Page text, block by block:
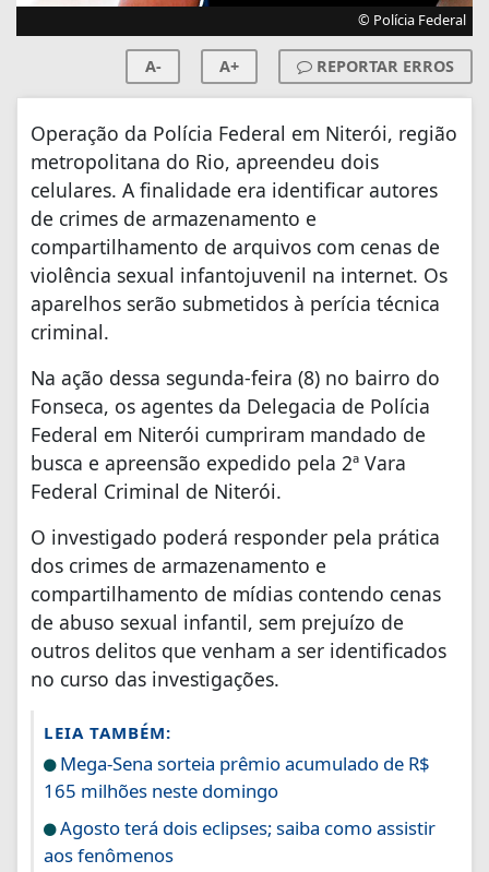
© Polícia Federal
A- A+ REPORTAR ERROS
Operação da Polícia Federal em Niterói, região
metropolitana do Rio, apreendeu dois
celulares. A finalidade era identificar autores
de crimes de armazenamento e
compartilhamento de arquivos com cenas de
violência sexual infantojuvenil na internet. Os
aparelhos serão submetidos à perícia técnica
criminal.
Na ação dessa segunda-feira (8) no bairro do
Fonseca, os agentes da Delegacia de Polícia
Federal em Niterói cumpriram mandado de
busca e apreensão expedido pela 2ª Vara
Federal Criminal de Niterói.
O investigado poderá responder pela prática
dos crimes de armazenamento e
compartilhamento de mídias contendo cenas
de abuso sexual infantil, sem prejuízo de
outros delitos que venham a ser identificados
no curso das investigações.
LEIA TAMBÉM:
Mega-Sena sorteia prêmio acumulado de R$
165 milhões neste domingo
Agosto terá dois eclipses; saiba como assistir
aos fenômenos